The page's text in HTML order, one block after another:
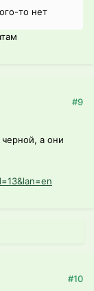
то нет
#9
а они
#10